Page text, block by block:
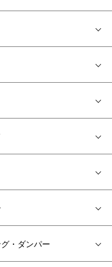
・ダンパー